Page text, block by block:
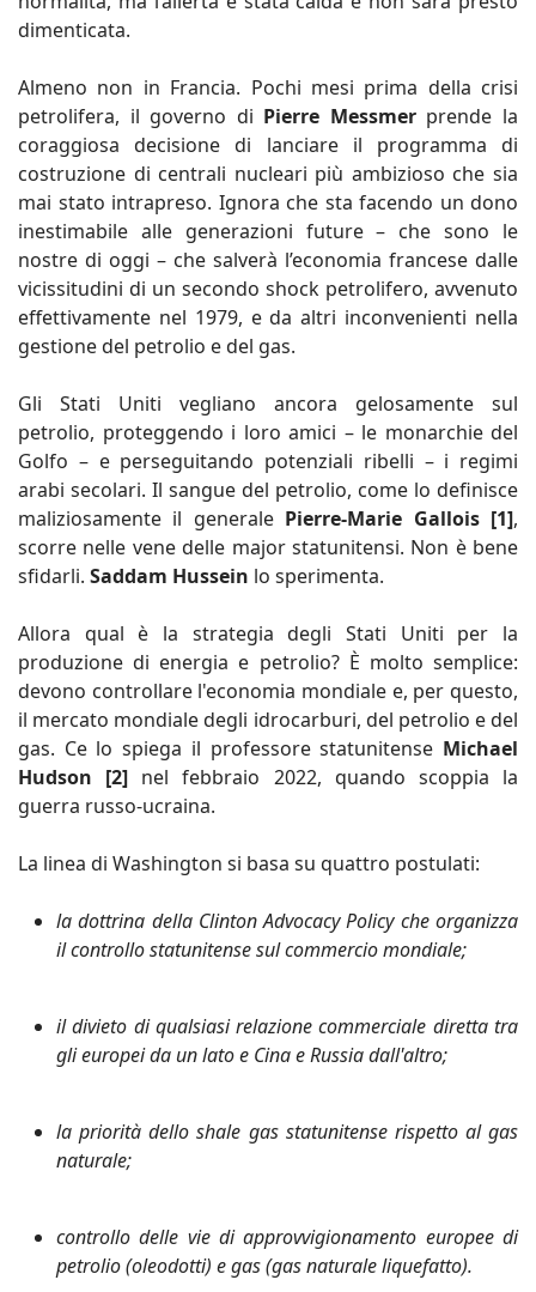
dimenticata.
Almeno non in Francia. Pochi mesi prima della crisi
petrolifera, il governo di Pierre Messmerprende la
coraggiosa decisione di lanciare il programma di
costruzione di centrali nucleari più ambizioso che sia
mai stato intrapreso. Ignora che sta facendo un dono
inestimabile alle generazioni future – che sono le
nostre di oggi – che salverà l’economia francese dalle
vicissitudini di un secondo shock petrolifero, avvenuto
effettivamente nel 1979, e da altri inconvenienti nella
gestione del petrolio e del gas.
Gli Stati Uniti vegliano ancora gelosamente sul
petrolio, proteggendo i loro amici – le monarchie del
Golfo – e perseguitando potenziali ribelli – i regimi
arabi secolari. Il sangue del petrolio, come lo definisce
maliziosamente il generale Pierre-Marie Gallois [1],
scorre nelle vene delle major statunitensi. Non è bene
sfidarli. Saddam Hussein lo sperimenta.
Allora qual è la strategia degli Stati Uniti per la
produzione di energia e petrolio? È molto semplice:
devono controllare l'economia mondiale e, per questo,
il mercato mondiale degli idrocarburi, del petrolio e del
gas. Ce lo spiega il professore statunitense Michael
Hudson [2] nel febbraio 2022, quando scoppia la
guerra russo-ucraina.
La linea di Washington si basa su quattro postulati:
la dottrina della Clinton Advocacy Policy che organizza
il controllo statunitense sul commercio mondiale;
il divieto di qualsiasi relazione commerciale diretta tra
gli europei da un lato e Cina e Russia dall'altro;
la priorità dello shale gas statunitense rispetto al gas
naturale;
controllo delle vie di approvvigionamento europee di
petrolio (oleodotti) e gas (gas naturale liquefatto).